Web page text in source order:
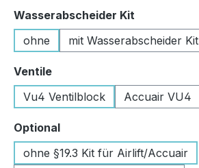
Wasserabscheider Kit
ohne
mit Wasserabscheider Kit
Ventileauswählen
Vu4 Ventilblock
Accuair VU4
Optionalauswählen
ohne §19.3 Kit für Airlift/Accuair